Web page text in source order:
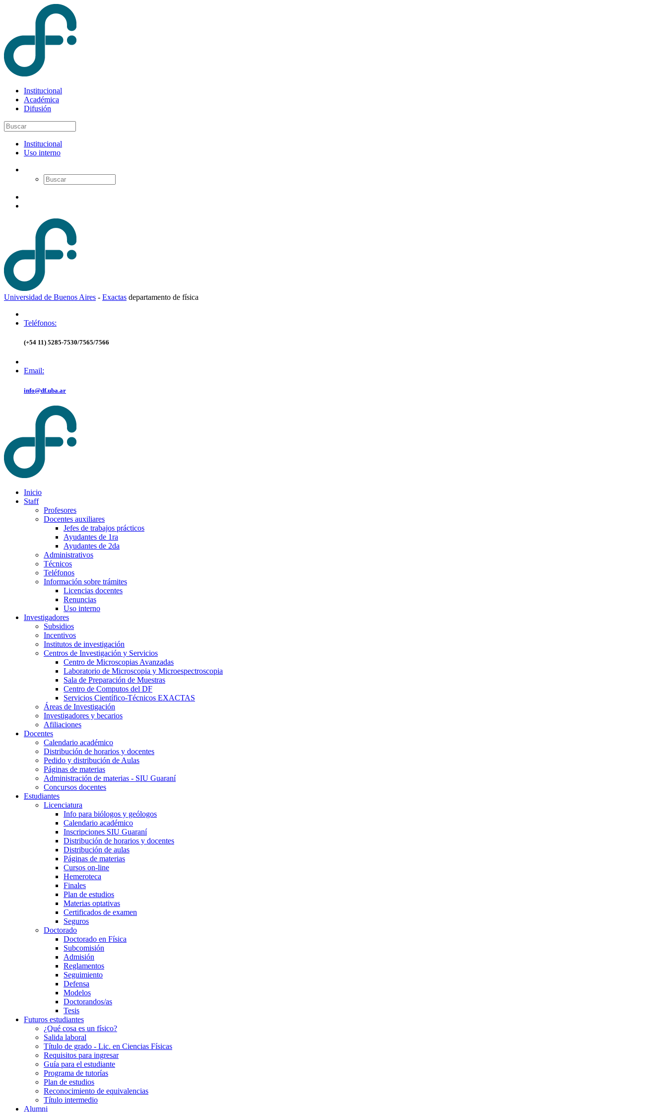
Institucional
Académica
Difusión
Institucional
Uso interno
Universidad de Buenos Aires - Exactas departamento de física
Teléfonos:
(+54 11) 5285-7530/7565/7566
Email:
info@df.uba.ar
Inicio
Staff
Profesores
Docentes auxiliares
Jefes de trabajos prácticos
Ayudantes de 1ra
Ayudantes de 2da
Administrativos
Técnicos
Teléfonos
Información sobre trámites
Licencias docentes
Renuncias
Uso interno
Investigadores
Subsidios
Incentivos
Institutos de investigación
Centros de Investigación y Servicios
Centro de Microscopias Avanzadas
Laboratorio de Microscopia y Microespectroscopia
Sala de Preparación de Muestras
Centro de Computos del DF
Servicios Científico-Técnicos EXACTAS
Áreas de Investigación
Investigadores y becarios
Afiliaciones
Docentes
Calendario académico
Distribución de horarios y docentes
Pedido y distribución de Aulas
Páginas de materias
Administración de materias - SIU Guaraní
Concursos docentes
Estudiantes
Licenciatura
Info para biólogos y geólogos
Calendario académico
Inscripciones SIU Guaraní
Distribución de horarios y docentes
Distribución de aulas
Páginas de materias
Cursos on-line
Hemeroteca
Finales
Plan de estudios
Materias optativas
Certificados de examen
Seguros
Doctorado
Doctorado en Física
Subcomisión
Admisión
Reglamentos
Seguimiento
Defensa
Modelos
Doctorandos/as
Tesis
Futuros estudiantes
¿Qué cosa es un físico?
Salida laboral
Título de grado - Lic. en Ciencias Físicas
Requisitos para ingresar
Guía para el estudiante
Programa de tutorías
Plan de estudios
Reconocimiento de equivalencias
Título intermedio
Alumni